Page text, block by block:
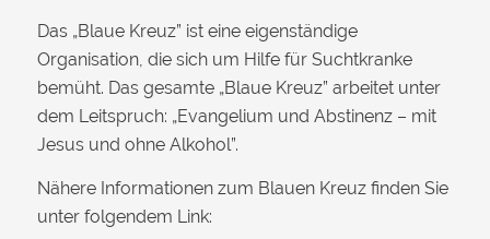
Das „Blaue Kreuz” ist eine eigenständige
Organisation, die sich um Hilfe für Suchtkranke
bemüht. Das gesamte „Blaue Kreuz” arbeitet unter
dem Leitspruch: „Evangelium und Abstinenz – mit
Jesus und ohne Alkohol”.
Nähere Informationen zum Blauen Kreuz finden Sie
unter folgendem Link: